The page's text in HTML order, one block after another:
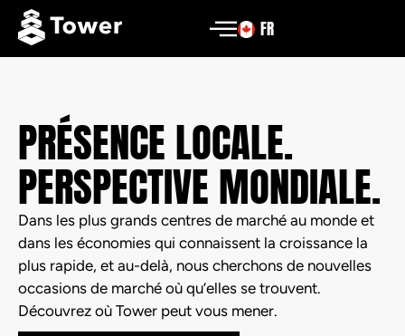
FR
PRÉSENCE LOCALE.
PERSPECTIVE MONDIALE.
Dans les plus grands centres de marché au monde et
dans les économies qui connaissent la croissance la
plus rapide, et au-delà, nous cherchons de nouvelles
occasions de marché où qu’elles se trouvent.
Découvrez où Tower peut vous mener.